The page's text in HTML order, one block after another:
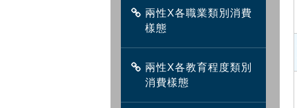
兩性X各職業類別消費
樣態
兩性X各教育程度類別
消費樣態